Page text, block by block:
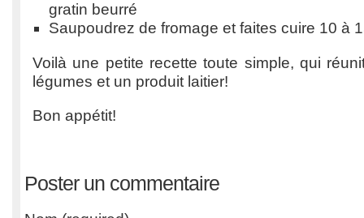
gratin beurré
Saupoudrez de fromage et faites cuire 10 à
Voilà une petite recette toute simple, qui
légumes et un produit laitier!
Bon appétit!
Poster un commentaire